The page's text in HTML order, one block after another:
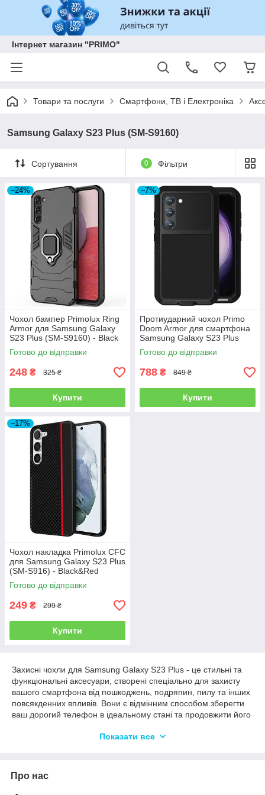
Інтернет магазин "PRIMO"
Товари та послуги Смартфони, ТВ і Електроніка
Samsung Galaxy S23 Plus (SM-S9160)
Сортування 0 Фільтри
–24%
Чохол бампер Primolux Ring
Armor для Samsung Galaxy
S23 Plus (SM-S9160) - Black
Готово до відправки
248 ₴ 325 ₴
Купити
–7%
Протиударний чохол Primo
Doom Armor для смартфона
Samsung Galaxy S23 Plus
(SM-S916) - Black
Готово до відправки
788 ₴ 849 ₴
Купити
–17%
Чохол накладка Primolux CFC
для Samsung Galaxy S23 Plus
(SM-S916) - Black&Red
Готово до відправки
249 ₴ 299 ₴
Купити
Захисні чохли для Samsung Galaxy S23 Plus - це стильні та
функціональні аксесуари, створені спеціально для захисту
вашого смартфона від пошкоджень, подряпин, пилу та інших
повсякденних впливів. Вони є відмінним способом зберегти
ваш дорогий телефон в ідеальному стані та продовжити його
Чохли для Samsung Galaxy S23 Plus пропонують різноманітні
матеріалах, як-от пластик, силікон і метал, що дає змогу
Показати все
Про нас